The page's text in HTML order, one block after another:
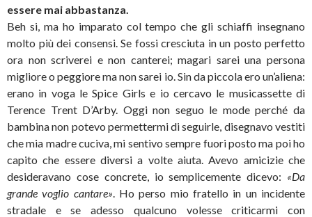
essere mai abbastanza.
Beh si, ma ho imparato col tempo che gli schiaffi insegnano
molto più dei consensi. Se fossi cresciuta in un posto perfetto
ora non scriverei e non canterei; magari sarei una persona
migliore o peggiore ma non sarei io. Sin da piccola ero un’aliena:
erano in voga le Spice Girls e io cercavo le musicassette di
Terence Trent D’Arby. Oggi non seguo le mode perché da
bambina non potevo permettermi di seguirle, disegnavo vestiti
che mia madre cuciva, mi sentivo sempre fuori posto ma poi ho
capito che essere diversi a volte aiuta. Avevo amicizie che
desideravano cose concrete, io semplicemente dicevo: «Da
grande voglio cantare» . Ho perso mio fratello in un incidente
stradale e se adesso qualcuno volesse criticarmi con